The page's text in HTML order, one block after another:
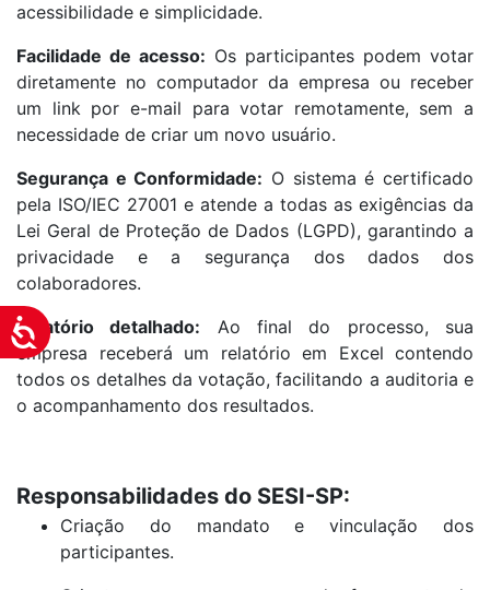
Acessibilidade
acessibilidade e simplicidade.
Facilidade de acesso: Os participantes podem votar
diretamente no computador da empresa ou receber
um link por e-mail para votar remotamente, sem a
necessidade de criar um novo usuário.
Segurança e Conformidade: O sistema é certificado
pela ISO/IEC 27001 e atende a todas as exigências da
Lei Geral de Proteção de Dados (LGPD), garantindo a
privacidade e a segurança dos dados dos
colaboradores.
Relatório detalhado: Ao final do processo, sua
empresa receberá um relatório em Excel contendo
todos os detalhes da votação, facilitando a auditoria e
o acompanhamento dos resultados.
Responsabilidades do SESI-SP:
Criação do mandato e vinculação dos
participantes.